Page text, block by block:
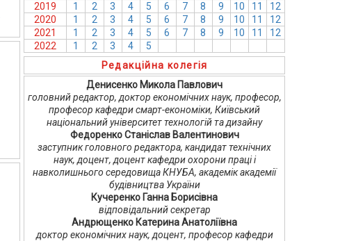
2019
1 2 3 4 5 6 7 8 9 10 11
12
2020
1 2 3 4 5 6 7 8 9 10 11
12
2021
1 2 3 4 5 6 7 8 9 10 11
12
2022
1 2 3 4 5
Редакційна колегія
Денисенко Микола Павлович
головний редактор, доктор економічних наук, професор,
професор кафедри смарт-економіки, Київський
національний університет технологій та дизайну
Федоренко Станіслав Валентинович
заступник головного редактора, кандидат технічних
наук, доцент, доцент кафедри охорони праці і
навколишнього середовища КНУБА, академік академії
будівництва України
Кучеренко Ганна Борисівна
відповідальний секретар
Андрющенко Катерина Анатоліївна
доктор економічних наук, доцент, професор кафедри